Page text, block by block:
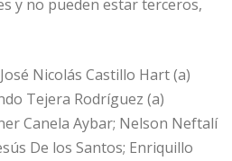
y no pueden estar terceros,
Nicolás Castillo Hart (a)
Tejera Rodríguez (a)
Canela Aybar; Nelson Neftalí
De los Santos; Enriquillo